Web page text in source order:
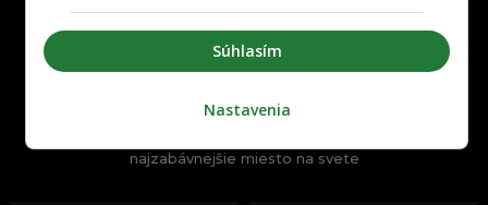
One time najzábavnejšie miesto na
najzabávnejšie miesto na svete
Súhlasím
Nastavenia